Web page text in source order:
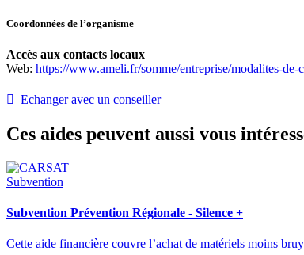
Coordonnées de l’organisme
Accès aux contacts locaux
Web: https://www.ameli.fr/somme/entreprise/modalites-de-
 Echanger avec un conseiller
Ces aides peuvent aussi vous
Subvention
Subvention Prévention Régionale - Silence +
Cette aide financière couvre l’achat de matériels moins